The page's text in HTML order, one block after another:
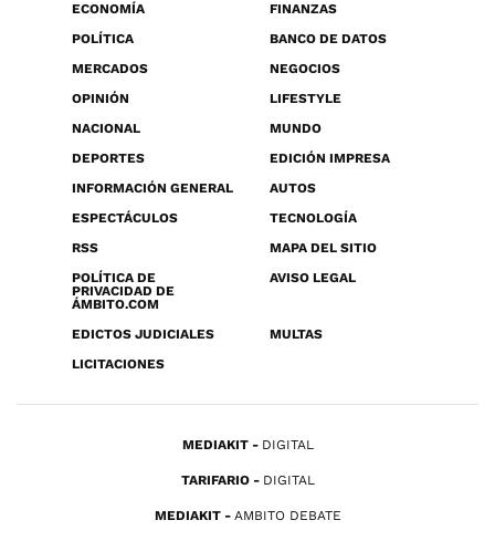
ECONOMÍA
FINANZAS
POLÍTICA
BANCO DE DATOS
MERCADOS
NEGOCIOS
OPINIÓN
LIFESTYLE
NACIONAL
MUNDO
DEPORTES
EDICIÓN IMPRESA
INFORMACIÓN GENERAL
AUTOS
ESPECTÁCULOS
TECNOLOGÍA
RSS
MAPA DEL SITIO
POLÍTICA DE
PRIVACIDAD DE
ÁMBITO.COM
AVISO LEGAL
EDICTOS JUDICIALES
MULTAS
LICITACIONES
MEDIAKIT DIGITAL
TARIFARIO DIGITAL
MEDIAKIT AMBITO DEBATE